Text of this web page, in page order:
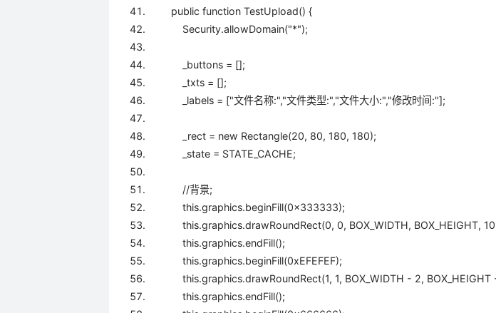
public function TestUpload() {
Security.allowDomain("*");
_buttons = [];
_txts = [];
_labels = ["文件名称:","文件类型:","文件大小:","修改时间:"];
_rect = new Rectangle(20, 80, 180, 180);
_state = STATE_CACHE;
//背景;
this.graphics.beginFill(0x333333);
this.graphics.drawRoundRect(0,0, BOX_WIDTH, BOX_HEIGHT, 10
this.graphics.endFill();
this.graphics.beginFill(0xEFEFEF);
this.graphics.drawRoundRect(1, 1, BOX_WIDTH - 2, BOX_HEIGHT
this.graphics.endFill();